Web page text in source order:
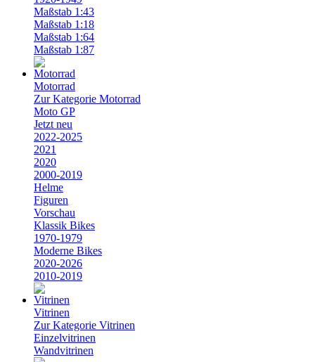
Maßstab 1:43
Maßstab 1:18
Maßstab 1:64
Maßstab 1:87
Motorrad
Zur Kategorie Motorrad
Moto GP
Jetzt neu
2022-2025
2021
2020
2000-2019
Helme
Figuren
Vorschau
Klassik Bikes
1970-1979
Moderne Bikes
2020-2026
2010-2019
Vitrinen
Zur Kategorie Vitrinen
Einzelvitrinen
Wandvitrinen